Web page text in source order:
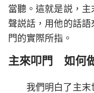
當聽。這就是説，
聲説話，用他的話
門的實際所指。
主來叩門 如何
我們明白了主